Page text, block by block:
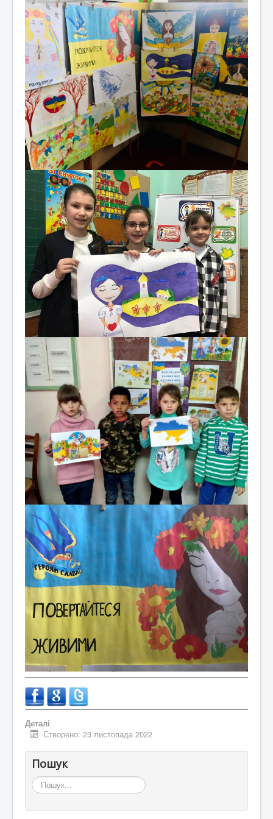
Деталі
Створено: 23 листопада 2022
Пошук
Пошук...